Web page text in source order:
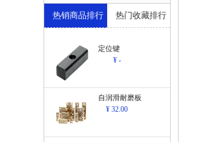
热销商品排行 热门收藏排行
定位键
¥ -
自润滑耐磨板
¥ 32.00